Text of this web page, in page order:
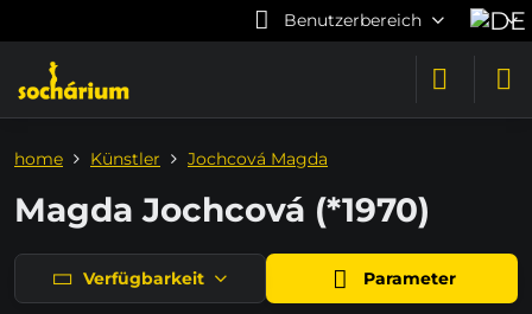
Benutzerbereich
home Künstler Jochcová Magda
Magda Jochcová (*1970)
Verfügbarkeit Parameter